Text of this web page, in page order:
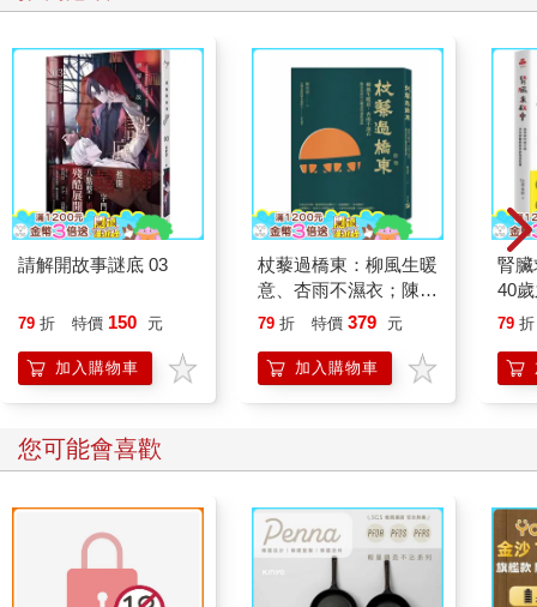
讀著，不知不覺就全部學起來！
準備好了嗎？跟著獺獺一起踏上旅途，把慣用語統統收進口袋裡
貓咪咖啡廳
「歡迎光臨！」獺獺走進貓咪咖啡廳，首先便聽到了一聲爽朗的
招呼聲。看到了一個穿著貓咪布偶裝的店員正熱情招待著來店的
客人們。這也讓獺獺想到了一個日文諺語「猫（ねこ）を被（か
ぶ）る」，把貓戴在頭上，確實很符合店員現在的形象。如果你
覺得這句日文只是在指穿著貓咪布偶裝，那可就大錯特錯了！其
實這句日文的意思是……「隱藏本性」或「裝乖」！一起來想像
一下，把貓戴在頭上，看起來就像隻乖巧的小貓，但殊不知裡面
裝的是一個悶到不行只想趕快下班的兼職大學生。不過這種實
話……還是別說出來戳破小朋友的美夢，你看他們多開心的在摸
店員的貓頭（汗）。
看著看著，發現這布偶裝的貓咪額頭好像特別寬，不知道是不是
因為為了讓店員可以塞進去裡面，所以有把頭的尺寸放大了，獺
獺記得貓咪的額頭都小小的才對！啊……想到了貓咪的額頭，
小」的東西，通常是指一個區域的大小，例如庭院或空地喔！
和小朋友玩的貓咪布偶裝店員說起來也是很賣命，居然讓大家騎
上他的背走來走去？！欸欸欸這可不是騎馬打仗，你們騎的是貓
咪啊！旁邊的貓咪（真的貓）看到都嚇得把背拱起來了！……
請解開故事謎底 03
79 折 特價 150 元
加入購物車
杖藜過橋東：柳風生暖
意、杏雨不濕衣；陳亮
恭談以心轉境的適齡漫
79 折 特價 379 元
加入購物車
腎
40
就
79 折
您可能會喜歡